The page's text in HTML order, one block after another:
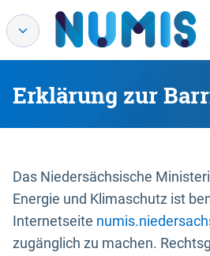
Erklärung zur
Das Niedersächsische
Energie und Klimaschutz ist
Internetseite
zugänglich zu machen.